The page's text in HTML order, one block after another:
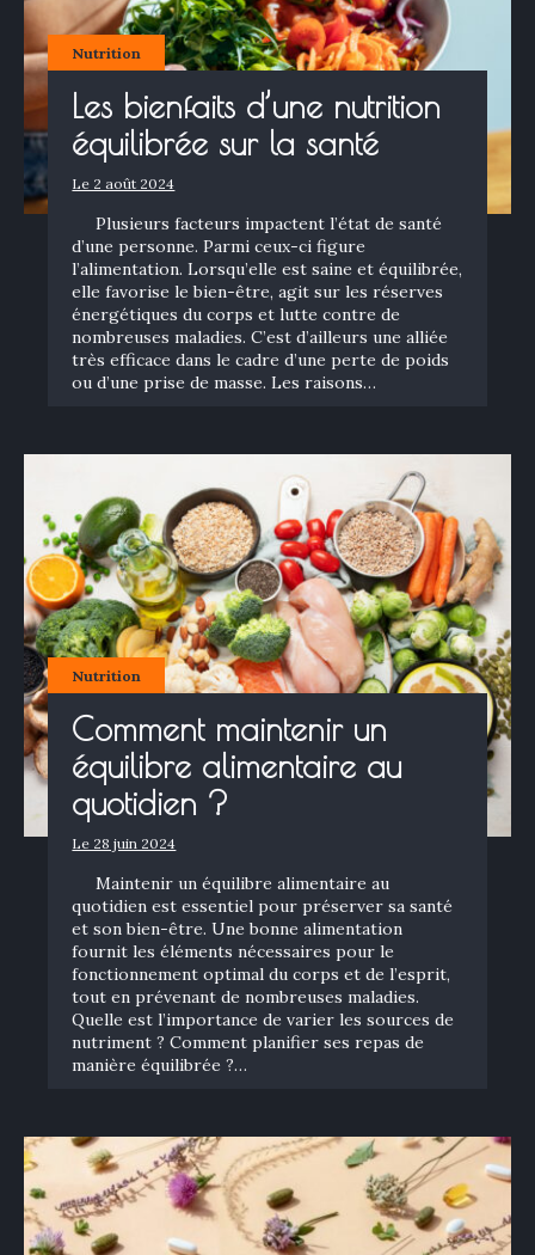
Nutrition
Les bienfaits d’une nutrition
équilibrée sur la santé
Le 2 août 2024
Plusieurs facteurs impactent l’état de santé
d’une personne. Parmi ceux-ci figure
l’alimentation. Lorsqu’elle est saine et équilibrée,
elle favorise le bien-être, agit sur les réserves
énergétiques du corps et lutte contre de
nombreuses maladies. C’est d’ailleurs une alliée
très efficace dans le cadre d’une perte de poids
ou d’une prise de masse. Les raisons…
Nutrition
Comment maintenir un
équilibre alimentaire au
quotidien ?
Le 28 juin 2024
Maintenir un équilibre alimentaire au
quotidien est essentiel pour préserver sa santé
et son bien-être. Une bonne alimentation
fournit les éléments nécessaires pour le
fonctionnement optimal du corps et de l’esprit,
tout en prévenant de nombreuses maladies.
Quelle est l’importance de varier les sources de
nutriment ? Comment planifier ses repas de
manière équilibrée ?…